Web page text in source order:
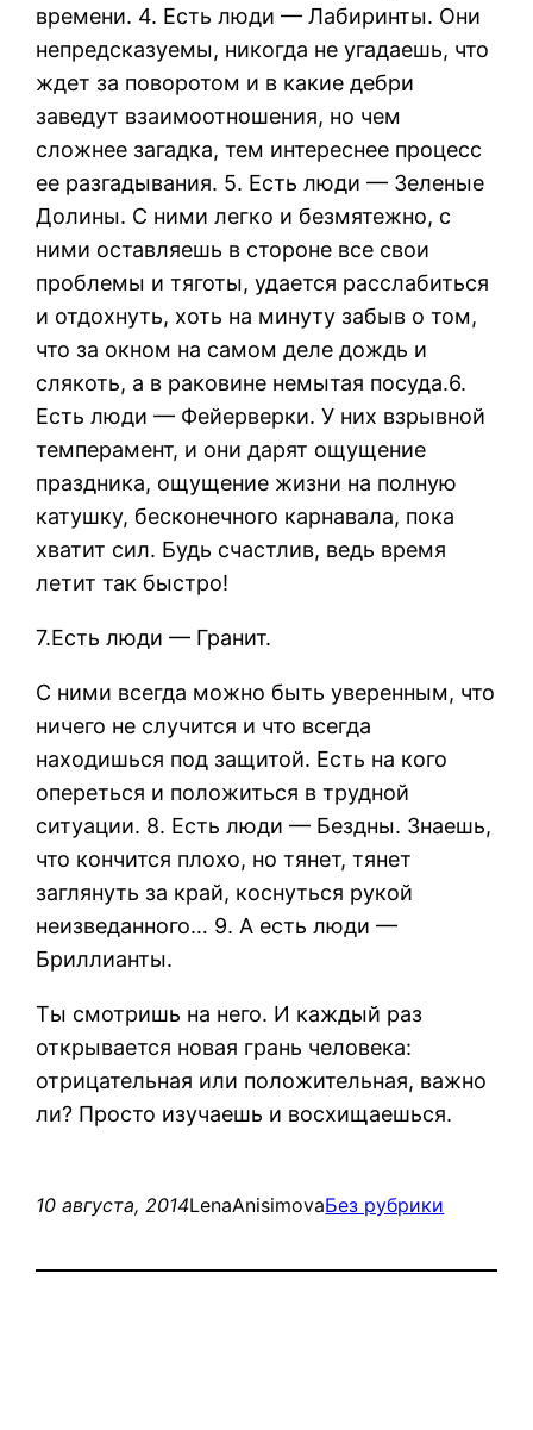
времени. 4. Есть люди — Лабиринты. Они
непредсказуемы, никогда не угадаешь, что
ждет за поворотом и в какие дебри
заведут взаимоотношения, но чем
сложнее загадка, тем интереснее процесс
ее разгадывания. 5. Есть люди — Зеленые
Долины. С ними легко и безмятежно, с
ними оставляешь в стороне все свои
проблемы и тяготы, удается расслабиться
и отдохнуть, хоть на минуту забыв о том,
что за окном на самом деле дождь и
слякоть, а в раковине немытая посуда.6.
Есть люди — Фейерверки. У них взрывной
темперамент, и они дарят ощущение
праздника, ощущение жизни на полную
катушку, бесконечного карнавала, пока
хватит сил. Будь счастлив, ведь время
летит так быстро!
7.Есть люди — Гранит.
С ними всегда можно быть уверенным, что
ничего не случится и что всегда
находишься под защитой. Есть на кого
опереться и положиться в трудной
ситуации. 8. Есть люди — Бездны. Знаешь,
что кончится плохо, но тянет, тянет
заглянуть за край, коснуться рукой
неизведанного… 9. А есть люди —
Бриллианты.
Ты смотришь на него. И каждый раз
открывается новая грань человека:
отрицательная или положительная, важно
ли? Просто изучаешь и восхищаешься.
10 августа, 2014LenaAnisimovaБез рубрики